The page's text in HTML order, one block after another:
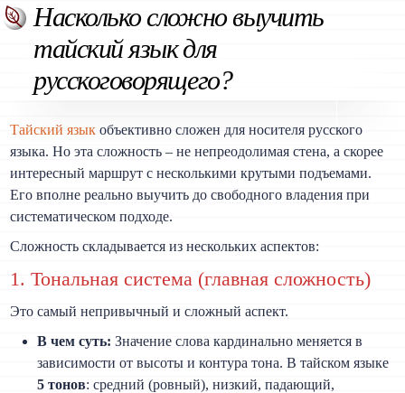
Насколько сложно выучить
тайский язык для
русскоговорящего?
Тайский язык объективно сложен для носителя русского
языка. Но эта сложность – не непреодолимая стена, а скорее
интересный маршрут с несколькими крутыми подъемами.
Его вполне реально выучить до свободного владения при
систематическом подходе.
Сложность складывается из нескольких аспектов:
1. Тональная система (главная сложность)
Это самый непривычный и сложный аспект.
В чем суть: Значение слова кардинально меняется в
зависимости от высоты и контура тона. В тайском языке
5 тонов: средний (ровный), низкий, падающий,